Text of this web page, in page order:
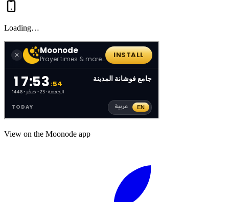
Loading…
View on the Moonode app